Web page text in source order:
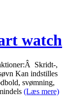
watch
Skridt-,
Kan indstilles
svømning,
(Læs mere)